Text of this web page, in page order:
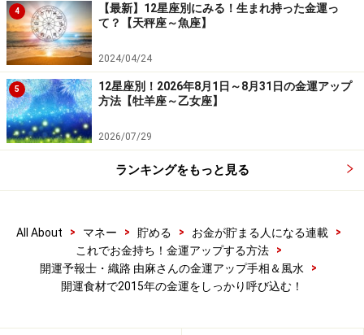
すね。
織路さん昨年、受験シーズンにブログで開運メニュー
をご紹介したんです。見ていてくださった方がいたよう
で「参考にしました」というお声をいただいたので、今
年もやろうかと思っています。そもそも起業したのは占
ちからなので、身近な食事で活用していただけるのはと
食の安全に気を配る人は増えていますが、さらに一歩進
んで“開運”も意識すると毎日の食事がより楽しくなりそ
うです。
4
【最新】12星座別にみる！生まれ持った金運っ
て？【天秤座～魚座】
2024/04/24
5
12星座別！2026年8月1日～8月31日の金運アップ
方法【牡羊座～乙女座】
2026/07/29
ランキングをもっと見る
All About > マネー > 貯める > お金が貯まる人になる連載
>
これでお金持ち！金運アップする方法
>
開運予報士・織路 由麻さんの金運アップ手相＆風水
>
開運食材で2015年の金運をしっかり呼び込む！